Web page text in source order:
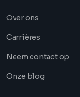
Over ons
Carrières
Neem contact op
Onze blog